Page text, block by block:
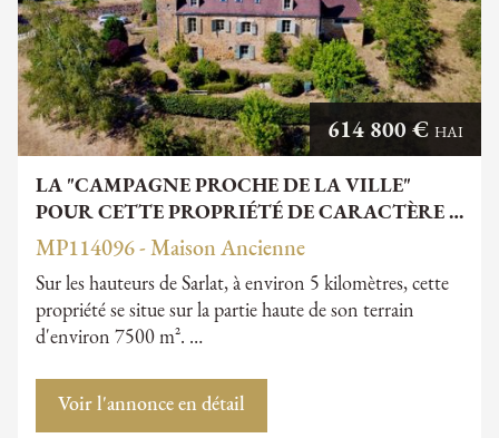
LA "CAMPAGNE PROCHE DE LA VILLE"
POUR CETTE PROPRIÉTÉ DE CARACTÈRE …
614 800 € HAI
MP114096 - Maison Ancienne
Sur les hauteurs de Sarlat, à environ 5 kilomètres, cette
propriété se situe sur la partie haute de son terrain
d'environ 7500 m². …
Voir l'annonce en détail